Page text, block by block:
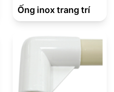
Ống inox trang trí